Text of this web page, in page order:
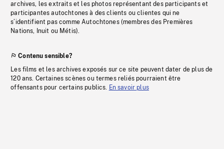
archives, les extraits et les photos représentant des participants et
participantes autochtones à des clients ou clientes qui ne
s’identifient pas comme Autochtones (membres des Premières
Nations, Inuit ou Métis).
Contenu sensible?
Les films et les archives exposés sur ce site peuvent dater de plus de
120 ans. Certaines scènes ou termes reliés pourraient être
offensants pour certains publics. En savoir plus